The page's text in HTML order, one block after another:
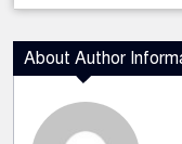
About Author